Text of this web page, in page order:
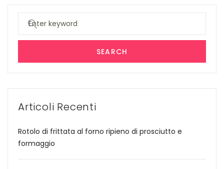
Search
SEARCH
Articoli Recenti
Rotolo di frittata al forno ripieno di prosciutto e
formaggio